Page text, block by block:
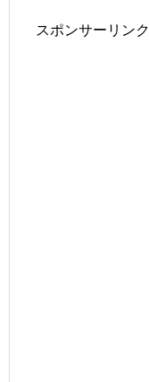
スポンサーリンク